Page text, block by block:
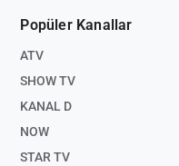
Popüler Kanallar
ATV
SHOW TV
KANAL D
NOW
STAR TV